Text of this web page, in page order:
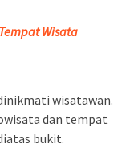
Wisata
wisatawan.
dan tempat
bukit.